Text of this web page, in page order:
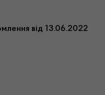
від 13.06.2022